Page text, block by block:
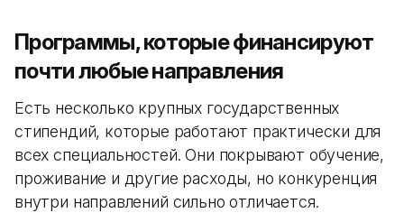
Программы, которые финансируют
почти любые направления
Есть несколько крупных государственных
стипендий, которые работают практически для
всех специальностей. Они покрывают обучение,
проживание и другие расходы, но конкуренция
внутри направлений сильно отличается.